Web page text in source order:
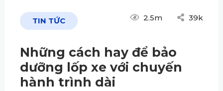
TIN TỨC 2.5m 39k
Những cách hay để bảo
dưỡng lốp xe với chuyến
hành trình dài